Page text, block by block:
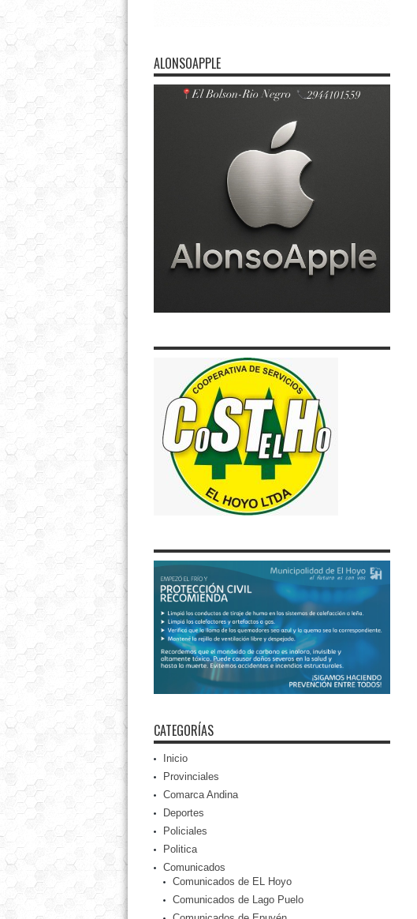
ALONSOAPPLE
CATEGORÍAS
Inicio
Provinciales
Comarca Andina
Deportes
Policiales
Politica
Comunicados
Comunicados de EL Hoyo
Comunicados de Lago Puelo